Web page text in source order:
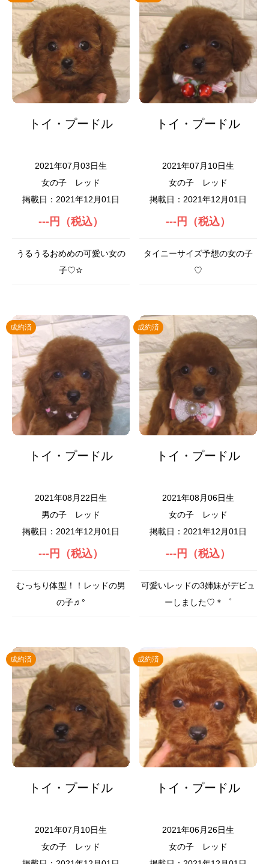
トイ・プードル
2021年07月03日生
女の子
レッド
掲載日：2021年12月01日
---円（税込）
うるうるおめめの可愛い女の
子♡✫
トイ・プードル
2021年07月10日生
女の子
レッド
掲載日：2021年12月01日
---円（税込）
タイニーサイズ予想の女の子
♡
成約済
トイ・プードル
2021年08月22日生
男の子
レッド
掲載日：2021年12月01日
---円（税込）
むっちり体型！！レッドの男
の子♬°
成約済
トイ・プードル
2021年08月06日生
女の子
レッド
掲載日：2021年12月01日
---円（税込）
可愛いレッドの3姉妹がデビュ
ーしました♡＊゜
成約済
トイ・プードル
2021年07月10日生
女の子
レッド
成約済
トイ・プードル
2021年06月26日生
女の子
レッド